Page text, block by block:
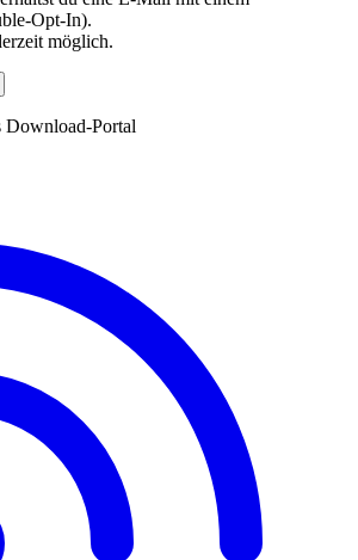
Opt-In).
möglich.
Portal